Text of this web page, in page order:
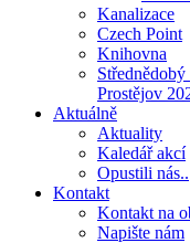
Kanalizace
Czech Point
Knihovna
Prostějov
Aktuálně
Aktuality
Kaledář akcí
Opustili nás..
Kontakt
Kontakt na
Napište nám